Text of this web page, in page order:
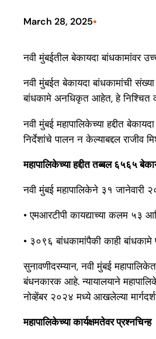
March 28, 2025•
नवी मुंबईतील बेकायदा बांधकामांवर
नवी मुंबईत बेकायदा बांधकामांची
बांधकामे अनधिकृत आहेत, हे निश्चित
नवी मुंबई महापालिकेच्या हद्दीत
निर्देशांचे पालन न केल्याबद्दल राजीव
महापालिकेच्या हद्दीत तब्बल ६५६५
नवी मुंबई महापालिकेने ३१
• एमआरटीपी कायद्याच्या कलम ५३
• ३०९६ बांधकामांपैकी काही
सुनावणीदरम्यान, नवी मुंबई
बंधनकारक आहे. न्यायालयाने
नोव्हेंबर २०२४ मध्ये आखलेल्या
महापालिकेच्या कार्यक्षमतेवर प्रश्नचिन्ह